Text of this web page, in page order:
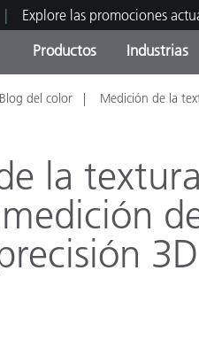
Explore las promociones
Productos
Categorías de
Industrias
Pinturas y
Servicio y
Adiestramiento
Brand Experience
Blog del color
Medición de la
la
3D